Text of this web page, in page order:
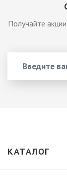
Получайте
КАТАЛОГ